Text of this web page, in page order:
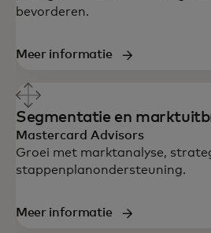
bevorderen.
Meer informatie
Segmentatie en
Mastercard Advisors
Groei met marktanalyse,
stappenplanondersteuning.
Meer informatie